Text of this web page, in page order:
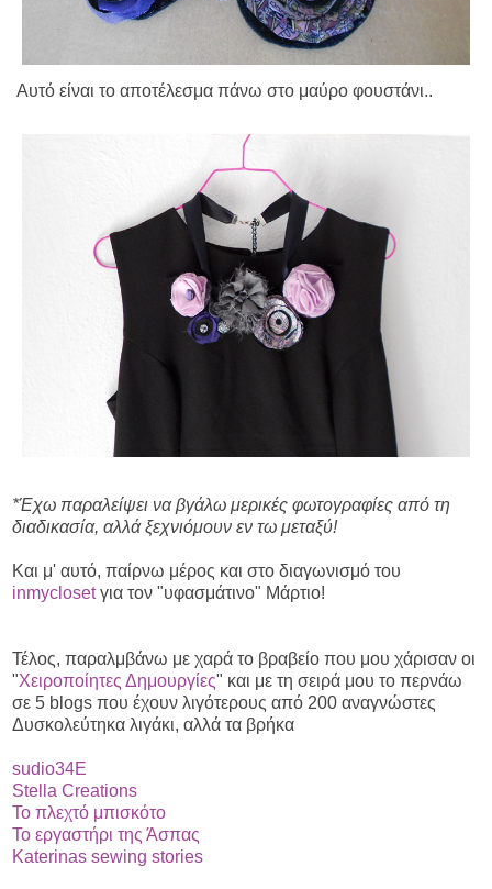
Αυτό είναι το αποτέλεσμα πάνω στο μαύρο φουστάνι..
*Έχω παραλείψει να βγάλω μερικές φωτογραφίες από τη
διαδικασία, αλλά ξεχνιόμουν εν τω μεταξύ!
Και μ' αυτό, παίρνω μέρος και στο διαγωνισμό του
inmyclosetγια τον "υφασμάτινο" Μάρτιο!
Τέλος, παραλμβάνω με χαρά το βραβείο που μου χάρισαν οι
"Χειροποίητες Δημουργίες" και με τη σειρά μου το περνάω
σε 5 blogs που έχουν λιγότερους από 200 αναγνώστες
Δυσκολεύτηκα λιγάκι, αλλά τα βρήκα
sudio34E
Stella Creations
Το πλεχτό μπισκότο
Το εργαστήρι της Άσπας
Katerinas sewing stories